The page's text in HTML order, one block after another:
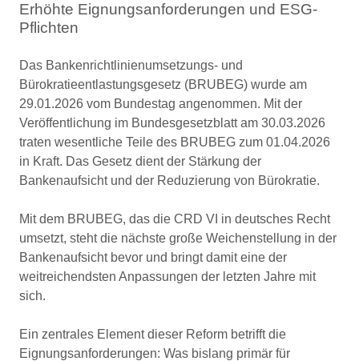
Erhöhte Eignungsanforderungen und ESG-
Pflichten
Das Bankenrichtlinienumsetzungs- und
Bürokratieentlastungsgesetz (BRUBEG) wurde am
29.01.2026 vom Bundestag angenommen. Mit der
Veröffentlichung im Bundesgesetzblatt am 30.03.2026
traten wesentliche Teile des BRUBEG zum 01.04.2026
in Kraft. Das Gesetz dient der Stärkung der
Bankenaufsicht und der Reduzierung von Bürokratie.
Mit dem BRUBEG, das die CRD VI in deutsches Recht
umsetzt, steht die nächste große Weichenstellung in der
Bankenaufsicht bevor und bringt damit eine der
weitreichendsten Anpassungen der letzten Jahre mit
sich.
Ein zentrales Element dieser Reform betrifft die
Eignungsanforderungen: Was bislang primär für